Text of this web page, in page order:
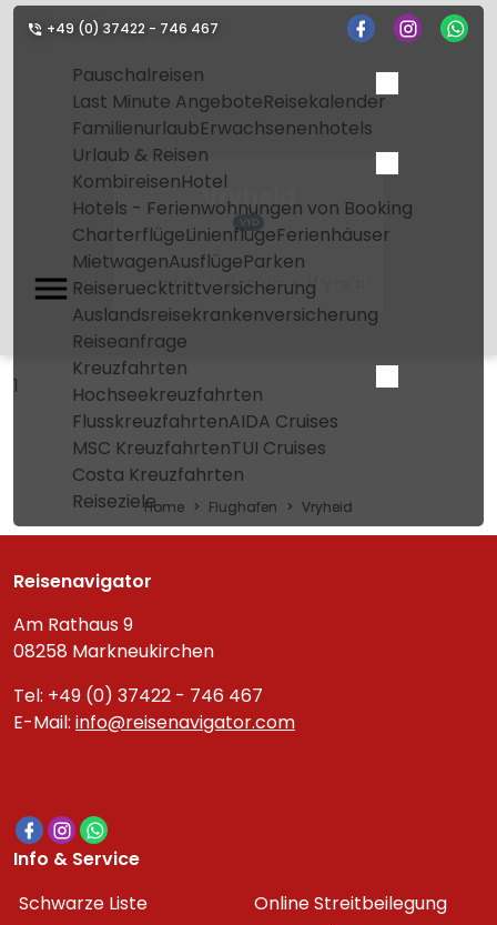
+49 (0) 37422 - 746 467
Pauschalreisen
Last Minute AngeboteReisekalender
FamilienurlaubErwachsenenhotels
Urlaub & Reisen
KombireisenHotel
Hotels - Ferienwohnungen von Booking
CharterflügeLinienflügeFerienhäuser
MietwagenAusflügeParken
Reiseruecktrittversicherung
Auslandsreisekrankenversicherung
Reiseanfrage
Kreuzfahrten
Hochseekreuzfahrten
FlusskreuzfahrtenAIDA Cruises
MSC KreuzfahrtenTUI Cruises
Costa Kreuzfahrten
Reiseziele
Vryheid
VYD
Home Flughafen Vryheid
1
Home Flughafen Vryheid
Reisenavigator
Am Rathaus 9
08258 Markneukirchen
Tel: +49 (0) 37422 - 746 467
E-Mail: info@reisenavigator.com
Info & Service
Schwarze Liste
Online Streitbeilegung